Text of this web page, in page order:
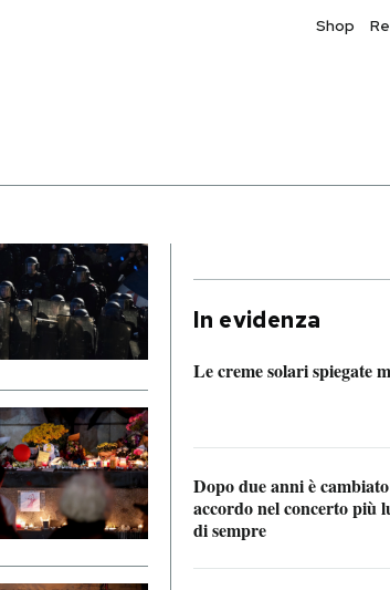
Shop
In evidenza
Le creme solari spiegate
Dopo due anni è cambiato
accordo nel concerto più
di sempre